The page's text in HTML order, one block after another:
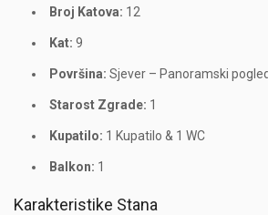
Broj Katova: 12
Kat: 9
Površina: Sjever – Panoramski
Starost Zgrade: 1
Kupatilo: 1 Kupatilo & 1 WC
Balkon: 1
Karakteristike Stana